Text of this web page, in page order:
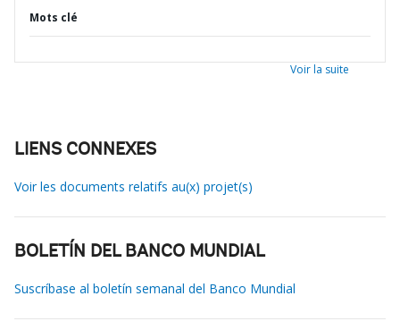
Mots clé
Voir la suite
LIENS CONNEXES
Voir les documents relatifs au(x) projet(s)
BOLETÍN DEL BANCO MUNDIAL
Suscríbase al boletín semanal del Banco Mundial